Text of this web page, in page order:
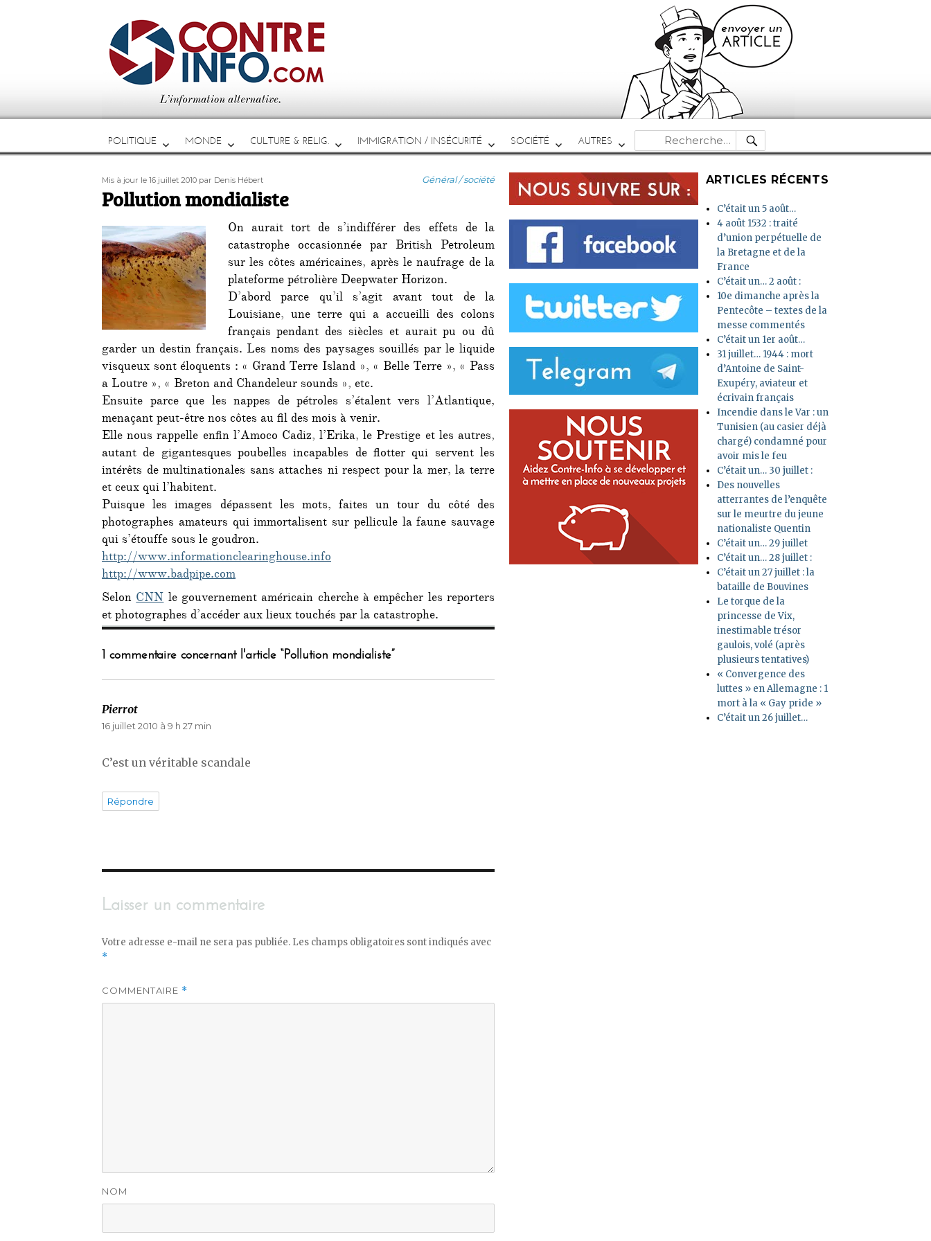
POLITIQUE MONDE CULTURE & RELIG. IMMIGRATION / INSÉCURITÉ SOCIÉTÉ AUTRES
Recherche
pour :
RECHERCHE
Publié
le
Mis à jour le 16 juillet 2010 Auteur
par Denis Hébert Catégories
Général / société
Pollution mondialiste
On aurait tort de s’indifférer des effets de la
catastrophe occasionnée par British Petroleum
sur les côtes américaines, après le naufrage de la
plateforme pétrolière Deepwater Horizon.
D’abord parce qu’il s’agit avant tout de la
Louisiane, une terre qui a accueilli des colons
français pendant des siècles et aurait pu ou dû
garder un destin français. Les noms des paysages souillés par le liquide
visqueux sont éloquents : « Grand Terre Island », « Belle Terre », « Pass
a Loutre », « Breton and Chandeleur sounds », etc.
Ensuite parce que les nappes de pétroles s’étalent vers l’Atlantique,
menaçant peut-être nos côtes au fil des mois à venir.
Elle nous rappelle enfin l’Amoco Cadiz, l’Erika, le Prestige et les autres,
autant de gigantesques poubelles incapables de flotter qui servent les
intérêts de multinationales sans attaches ni respect pour la mer, la terre
et ceux qui l’habitent.
Puisque les images dépassent les mots, faites un tour du côté des
photographes amateurs qui immortalisent sur pellicule la faune sauvage
qui s’étouffe sous le goudron.
http://www.informationclearinghouse.info
http://www.badpipe.com
SelonCNNle gouvernement américain cherche à empêcher les reporters
et photographes d’accéder aux lieux touchés par la catastrophe.
1 commentaire concernant l'article “Pollution mondialiste”
Pierrot
16 juillet 2010 à 9 h 27 min
C’est un véritable scandale
Répondre
Laisser un commentaire
Votre adresse e-mail ne sera pas publiée. Les champs obligatoires sont indiqués avec
*
COMMENTAIRE *
NOM
ARTICLES RÉCENTS
C’était un 5 août…
4 août 1532 : traité
d’union perpétuelle de
la Bretagne et de la
France
C’était un… 2 août :
10e dimanche après la
Pentecôte – textes de la
messe commentés
C’était un 1er août…
31 juillet… 1944 : mort
d’Antoine de Saint-
Exupéry, aviateur et
écrivain français
Incendie dans le Var : un
Tunisien (au casier déjà
chargé) condamné pour
avoir mis le feu
C’était un… 30 juillet :
Des nouvelles
atterrantes de l’enquête
sur le meurtre du jeune
nationaliste Quentin
C’était un… 29 juillet
C’était un… 28 juillet :
C’était un 27 juillet : la
bataille de Bouvines
Le torque de la
princesse de Vix,
inestimable trésor
gaulois, volé (après
plusieurs tentatives)
« Convergence des
luttes » en Allemagne : 1
mort à la « Gay pride »
C’était un 26 juillet…